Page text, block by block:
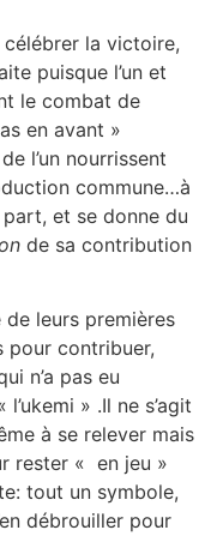
célébrer la victoire,
puisque l’un et
le combat de
en avant »
l’un nourrissent
commune…à
et se donne du
de sa contribution
de leurs premières
pour contribuer,
n’a pas eu
» .Il ne s’agit
à se relever mais
rester « en jeu »
tout un symbole,
débrouiller pour